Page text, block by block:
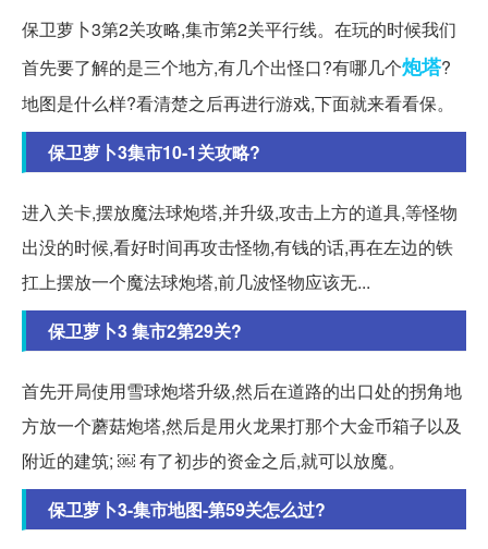
保卫萝卜3第2关攻略,集市第2关平行线。在玩的时候我们
首先要了解的是三个地方,有几个出怪口?有哪几个炮塔?
地图是什么样?看清楚之后再进行游戏,下面就来看看保。
保卫萝卜3集市10-1关攻略?
进入关卡,摆放魔法球炮塔,并升级,攻击上方的道具,等怪物
出没的时候,看好时间再攻击怪物,有钱的话,再在左边的铁
扛上摆放一个魔法球炮塔,前几波怪物应该无...
保卫萝卜3 集市2第29关?
首先开局使用雪球炮塔升级,然后在道路的出口处的拐角地
方放一个蘑菇炮塔,然后是用火龙果打那个大金币箱子以及
附近的建筑; ￼ 有了初步的资金之后,就可以放魔。
保卫萝卜3-集市地图-第59关怎么过?